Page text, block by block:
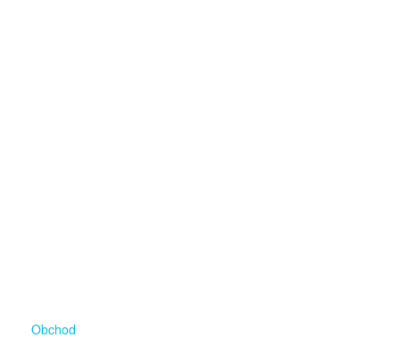
Obchod